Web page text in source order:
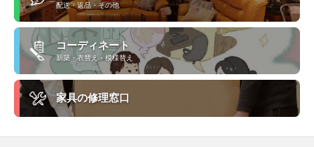
配送・返品・その他
コーディネート
新築・衣替え・模様替え
家具の修理窓口